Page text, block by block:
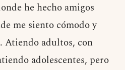
he hecho amigos
me siento cómodo y
Atiendo adultos, con
adolescentes, pero